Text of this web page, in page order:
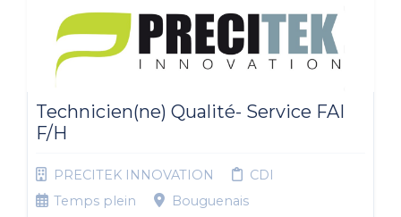
Technicien(ne) Qualité- Service FAI
F/H
PRECITEK INNOVATION
CDI
Temps plein
Bouguenais